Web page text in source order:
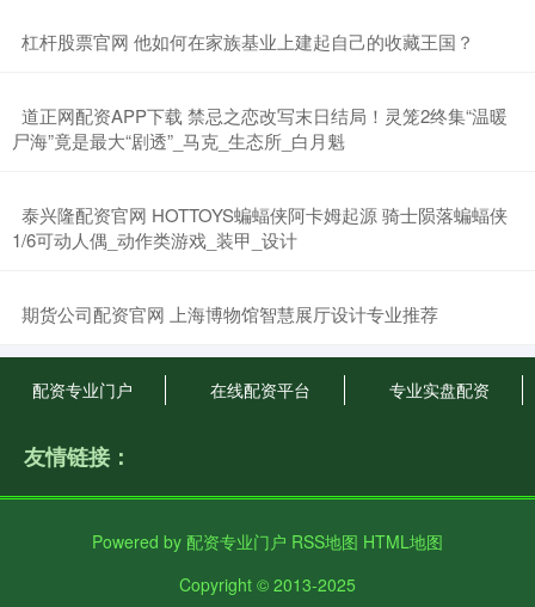
​杠杆股票官网 他如何在家族基业上建起自己的收藏王国？
​道正网配资APP下载 禁忌之恋改写末日结局！灵笼2终集“温暖
尸海”竟是最大“剧透”_马克_生态所_白月魁
​泰兴隆配资官网 HOTTOYS蝙蝠侠阿卡姆起源 骑士陨落蝙蝠侠
1/6可动人偶_动作类游戏_装甲_设计
​期货公司配资官网 上海博物馆智慧展厅设计专业推荐
配资专业门户 在线配资平台 专业实盘配资
友情链接：
Powered by 配资专业门户 RSS地图 HTML地图
Copyright © 2013-2025